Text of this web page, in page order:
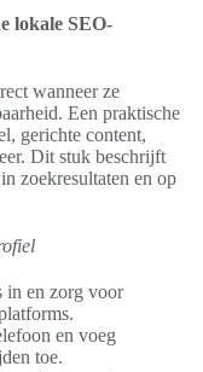
lokale SEO-
wanneer ze
Een praktische
gerichte content,
Dit stuk beschrijft
zoekresultaten en op
in en zorg voor
en voeg
toe.